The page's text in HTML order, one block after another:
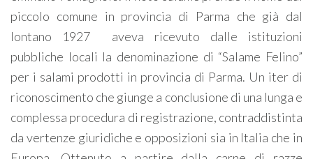
piccolo comune in provincia di Parma che già dal
lontano 1927 aveva ricevuto dalle istituzioni
pubbliche locali la denominazione di “Salame Felino”
per i salami prodotti in provincia di Parma. Un iter di
riconoscimento che giunge a conclusione di una lunga e
complessa procedura di registrazione, contraddistinta
da vertenze giuridiche e opposizioni sia in Italia che in